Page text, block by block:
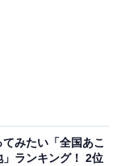
みたい「全国あこ
ランキング！ 2位